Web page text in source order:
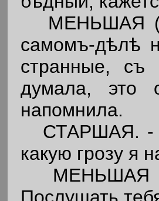
МЕНЬШАЯ
самомъ-дѣлѣ
странные,
думала, это
напомнила.
СТАРШАЯ. -
какую грозу я
МЕНЬШАЯ